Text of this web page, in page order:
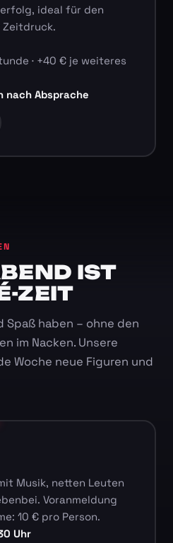
ideal für den
· +40 € je weiteres
nach Absprache
IST
ZEIT
Spaß haben – ohne den
im Nacken. Unsere
Woche neue Figuren und
Musik, netten Leuten
Voranmeldung
10 € pro Person.
Uhr